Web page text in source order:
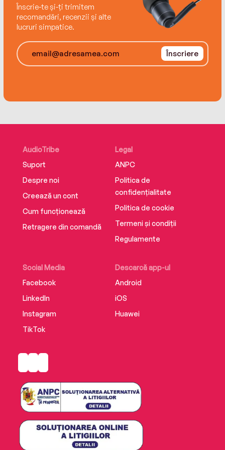
Înscrie-te și-ți trimitem
recomandări, recenzii și alte
lucruri simpatice.
Înscriere
AudioTribe
Suport
Despre noi
Creează un cont
Cum funcționează
Retragere din comandă
Social Media
Facebook
LinkedIn
Instagram
TikTok
Descarcă app-ul
Android
iOS
Huawei
Legal
ANPC
Politica de
confidențialitate
Politica de cookie
Termeni și condiții
Regulamente